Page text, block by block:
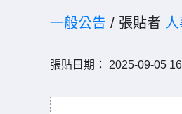
一般公告 / 張貼者
張貼日期： 2025-09-05